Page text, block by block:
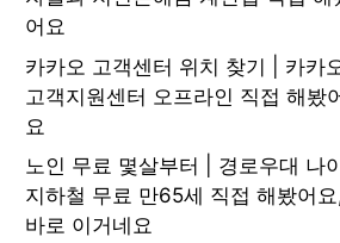
어요
카카오 고객센터 위치 찾기 | 카카
고객지원센터 오프라인 직접 해봤
요
노인 무료 몇살부터 | 경로우대 나
지하철 무료 만65세 직접 해봤어
바로 이거네요